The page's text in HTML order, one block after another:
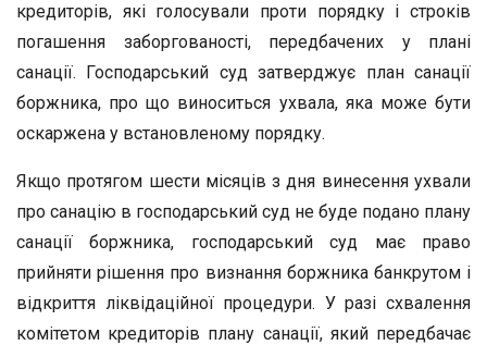
кредиторів, які голосували проти порядку і строків
погашення заборгованості, передбачених у плані
санації. Господарський суд затверджує план санації
боржника, про що виноситься ухвала, яка може бути
оскаржена у встановленому порядку.
Якщо протягом шести місяців з дня винесення ухвали
про санацію в господарський суд не буде подано плану
санації боржника, господарський суд має право
прийняти рішення про визнання боржника банкрутом і
відкриття ліквідаційної процедури. У разі схвалення
комітетом кредиторів плану санації, який передбачає